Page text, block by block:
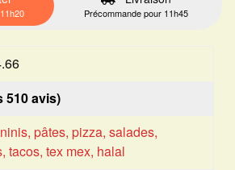
Précommande pour 11h45
510 avis)
pâtes, pizza, salades,
tacos, tex mex, halal